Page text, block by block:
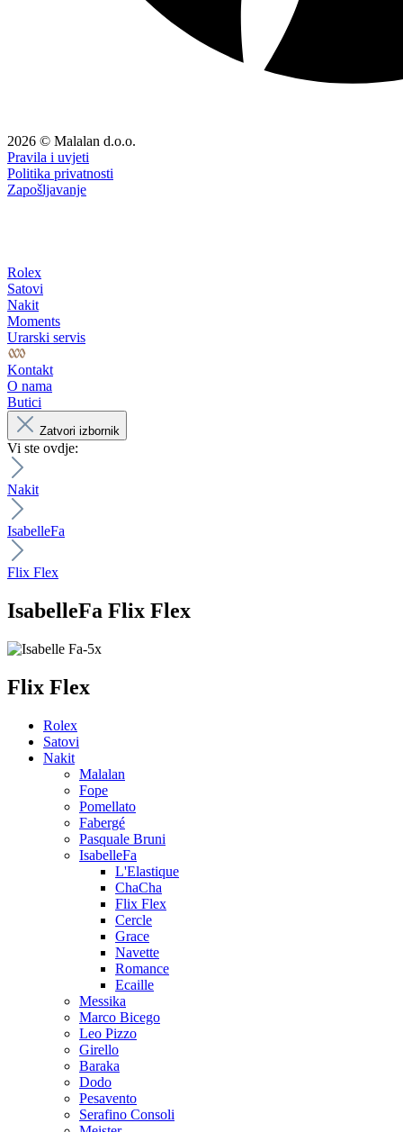
2026 © Malalan d.o.o.
Pravila i uvjeti
Politika privatnosti
Zapošljavanje
Rolex
Satovi
Nakit
Moments
Urarski servis
Kontakt
O nama
Butici
Zatvori izbornik
Vi ste ovdje:
Nakit
IsabelleFa
Flix Flex
IsabelleFa Flix Flex
Flix Flex
Rolex
Satovi
Nakit
Malalan
Fope
Pomellato
Fabergé
Pasquale Bruni
IsabelleFa
L'Elastique
ChaCha
Flix Flex
Cercle
Grace
Navette
Romance
Ecaille
Messika
Marco Bicego
Leo Pizzo
Girello
Baraka
Dodo
Pesavento
Serafino Consoli